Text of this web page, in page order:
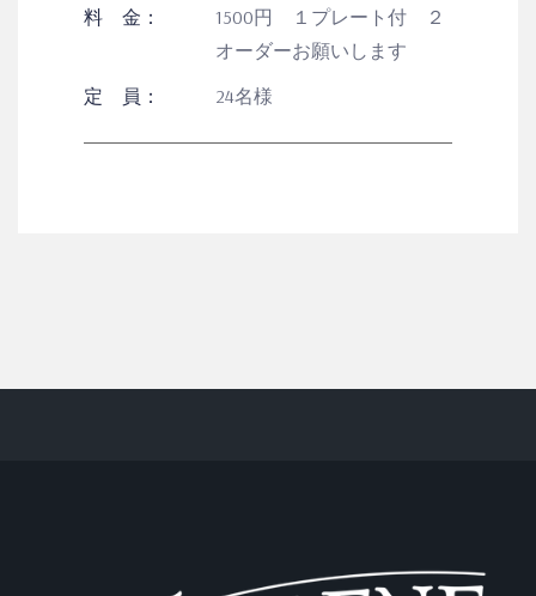
料 金：
1500円 １プレート付 ２
オーダーお願いします
定 員：
24名様